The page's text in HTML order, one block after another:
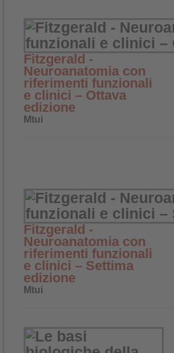
Fitzgerald -
Neuroanatomia con
riferimenti funzionali
e clinici – Ottava
edizione
Mtui
Fitzgerald -
Neuroanatomia con
riferimenti funzionali
e clinici – Settima
edizione
Mtui